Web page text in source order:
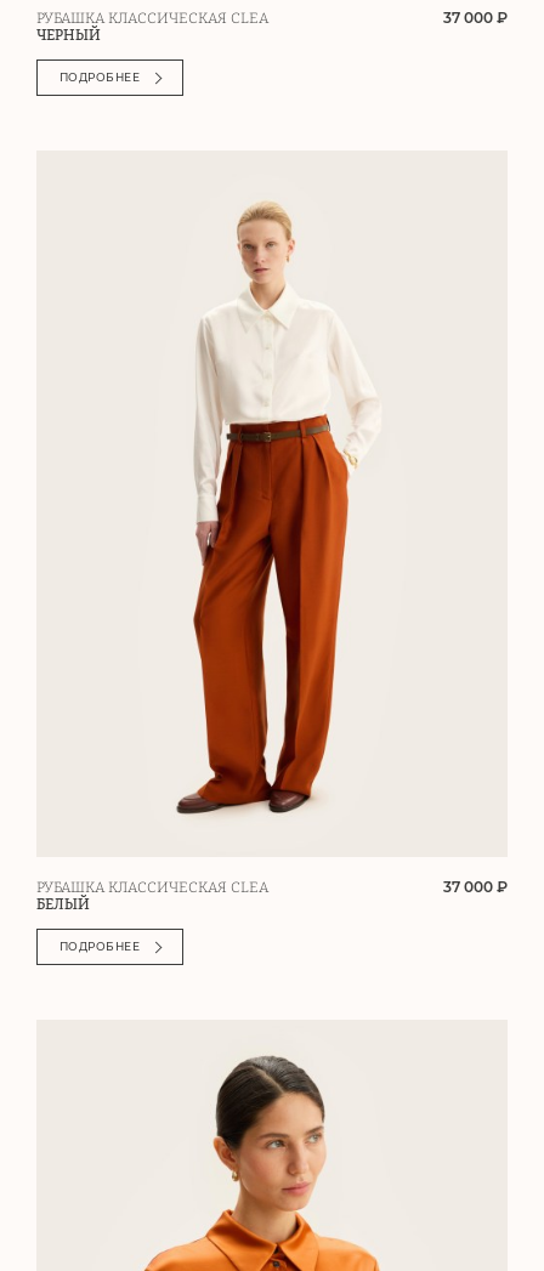
РУБАШКА КЛАССИЧЕСКАЯ CLEA
ЧЕРНЫЙ
37 000 ₽
ПОДРОБНЕЕ
РУБАШКА КЛАССИЧЕСКАЯ CLEA
БЕЛЫЙ
37 000 ₽
ПОДРОБНЕЕ